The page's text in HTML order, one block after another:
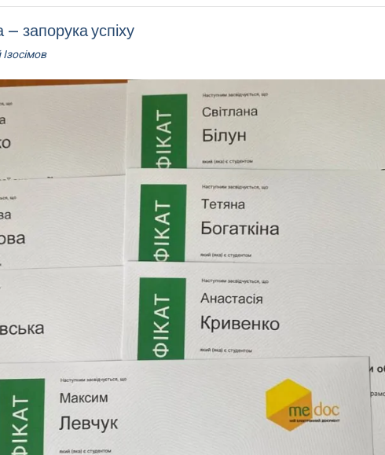
запорука успіху